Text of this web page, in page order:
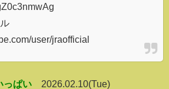
user/jraofficial
っぱい
2026.02.10(Tue)